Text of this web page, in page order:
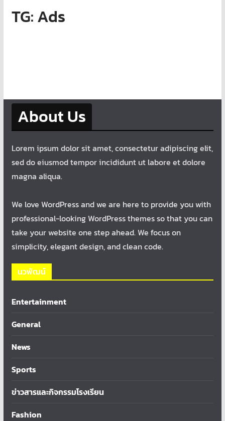
TG: Ads
About Us
Lorem ipsum dolor sit amet, consectetur adipiscing elit,
sed do eiusmod tempor incididunt ut labore et dolore
magna aliqua.
We love WordPress and we are here to provide you with
professional-looking WordPress themes so that you can
take your website one step ahead. We focus on
simplicity, elegant design, and clean code.
นวพัฒน์
Entertainment
General
News
Sports
ข่าวสารและกิจกรรมโรงเรียน
Fashion